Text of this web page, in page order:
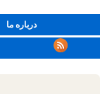
درباره ما